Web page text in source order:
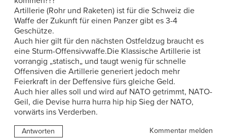
Artillerie (Rohr und Raketen) ist für die Schweiz die
Waffe der Zukunft für einen Panzer gibt es 3-4
Geschütze.
Auch hier gilt für den nächsten Ostfeldzug braucht es
eine Sturm-Offensivwaffe.Die Klassische Artillerie ist
vorrangig „statisch„ und taugt wenig für schnelle
Offensiven die Artillerie generiert jedoch mehr
Feierkraft in der Deffensive fürs gleiche Geld.
Auch hier alles soll und wird auf NATO getrimmt, NATO-
Geil, die Devise hurra hurra hip hip Sieg der NATO,
vorwärts ins Verderben.
Antworten
Kommentar melden